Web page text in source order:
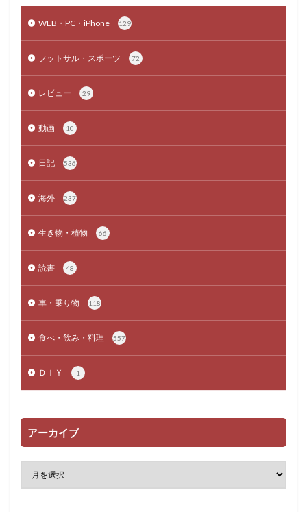
WEB・PC・iPhone 129
フットサル・スポーツ 72
レビュー 29
動画 10
日記 536
海外 237
生き物・植物 66
読書 48
車・乗り物 118
食べ・飲み・料理 557
ＤＩＹ 1
アーカイブ